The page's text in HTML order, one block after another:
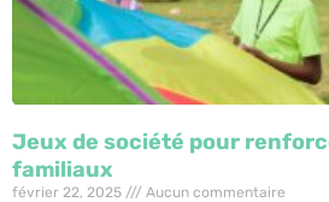
Jeux de société pour
familiaux
février 22, 2025 Aucun commentaire